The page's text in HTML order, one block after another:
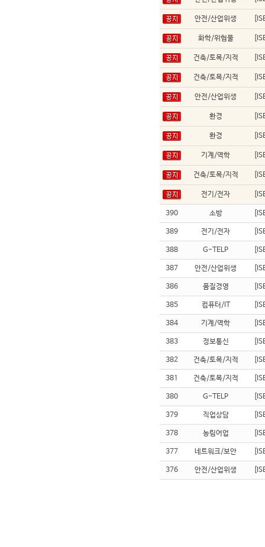
안전/산업위생
화학/위험물
건축/토목/지적
건축/토목/지적
안전/산업위생
환경
환경
기계/역학
건축/토목/지적
전기/전자
390 소방
389 전기/전자
388 G-TELP
387 안전/산업위생
386 품질경영
385 컴퓨터/IT
384 기계/역학
383 정보통신
382 건축/토목/지적
381 건축/토목/지적
380 G-TELP
379 직업상담
378 농림어업
377 네트워크/보안
376 안전/산업위생